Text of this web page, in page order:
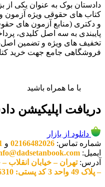
دادستان بوک به عنوان یکی از
کتاب های حقوقی ویژه آزمون
و دکتری (منابع آزمون های
پایبندی به سه اصل کلیدی،
تخفیف های ویژه و تضمین
فروشگاهی جامع جهت خرید
با ما همراه باشید
دریافت اپلیکیشن
دانلود از بازار
شماره تماس: 02166482026 و
ایمیل:
آدرس:تهران – خیابان انقلاب
– پلاک 49 واحد 3 کد پستی: 1315686310